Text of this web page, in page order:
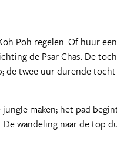
Poh regelen. Of huur
de Psar Chas. De
twee uur durende
maken; het pad
wandeling naar de top